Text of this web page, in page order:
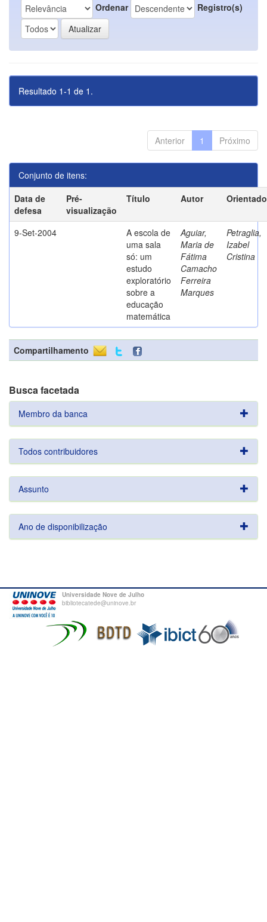
Ordenar Registro(s)
Resultado 1-1 de 1.
Anterior 1 Próximo
Conjunto de itens:
Data de
defesa
Pré-
visualização
Título Autor
9-Set-2004
A escola de
uma sala
só: um
estudo
exploratório
sobre a
educação
matemática
Aguiar,
Maria de
Fátima
Camacho
Ferreira
Marques
Petraglia,
Izabel
Cristina
Compartilhamento
Busca facetada
Membro da banca
Todos contribuidores
Assunto
Ano de disponibilização
Universidade Nove de Julho
bibliotecatede@uninove.br